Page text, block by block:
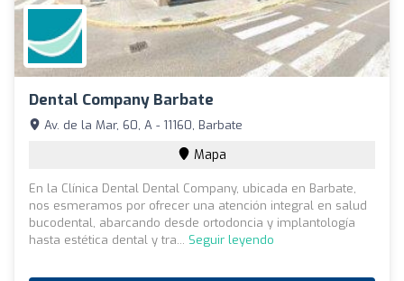
Dental Company Barbate
Av. de la Mar, 60, A - 11160, Barbate
Mapa
En la Clínica Dental Dental Company, ubicada en Barbate,
nos esmeramos por ofrecer una atención integral en salud
bucodental, abarcando desde ortodoncia y implantología
hasta estética dental y tra... Seguir leyendo